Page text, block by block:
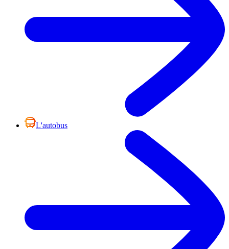
L'autobus